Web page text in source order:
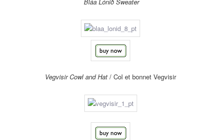
Vegvisir Cowl and Hat / Col et bonnet Vegvisir